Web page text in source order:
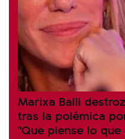
Marixa Balli
tras la polémica
"Que piense lo que